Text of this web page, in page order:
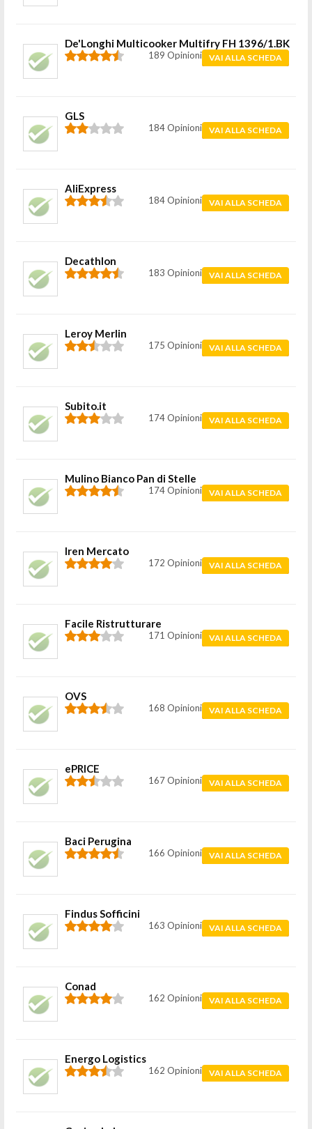
De'Longhi Multicooker Multifry FH 1396/1.BK
189 Opinioni VAI ALLA SCHEDA
GLS
184 Opinioni VAI ALLA SCHEDA
AliExpress
184 Opinioni VAI ALLA SCHEDA
Decathlon
183 Opinioni VAI ALLA SCHEDA
Leroy Merlin
175 Opinioni VAI ALLA SCHEDA
Subito.it
174 Opinioni VAI ALLA SCHEDA
Mulino Bianco Pan di Stelle
174 Opinioni VAI ALLA SCHEDA
Iren Mercato
172 Opinioni VAI ALLA SCHEDA
Facile Ristrutturare
171 Opinioni VAI ALLA SCHEDA
OVS
168 Opinioni VAI ALLA SCHEDA
ePRICE
167 Opinioni VAI ALLA SCHEDA
Baci Perugina
166 Opinioni VAI ALLA SCHEDA
Findus Sofficini
163 Opinioni VAI ALLA SCHEDA
Conad
162 Opinioni VAI ALLA SCHEDA
Energo Logistics
162 Opinioni VAI ALLA SCHEDA